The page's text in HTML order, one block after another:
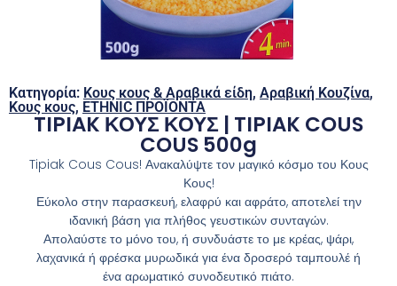
Κατηγορία: Κους κους & Αραβικά είδη, Αραβική Κουζίνα,
Κους κους, ETHNIC ΠΡΟΪΟΝΤΑ
TIPIAK ΚΟΥΣ ΚΟΥΣ | TIPIAK COUS
COUS 500g
Tipiak Cous Cous! Ανακαλύψτε τον μαγικό κόσμο του Κους
Κους!
Εύκολο στην παρασκευή, ελαφρύ και αφράτο, αποτελεί την
ιδανική βάση για πλήθος γευστικών συνταγών.
Απολαύστε το μόνο του, ή συνδυάστε το με κρέας, ψάρι,
λαχανικά ή φρέσκα μυρωδικά για ένα δροσερό ταμπουλέ ή
ένα αρωματικό συνοδευτικό πιάτο.